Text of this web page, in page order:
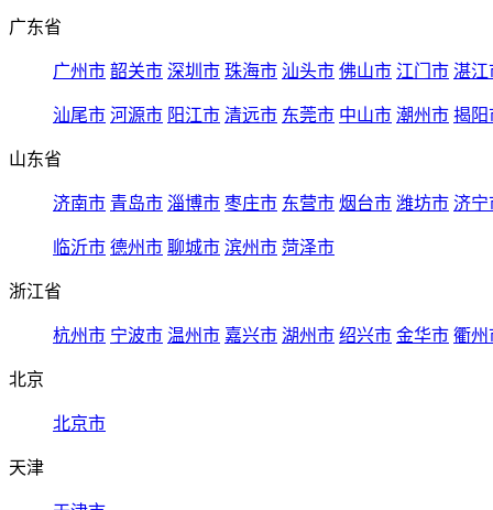
广东省
广州市 韶关市 深圳市 珠海市 汕头市 佛山市 江门市 湛江
汕尾市 河源市 阳江市 清远市 东莞市 中山市 潮州市 揭阳
山东省
济南市 青岛市 淄博市 枣庄市 东营市 烟台市 潍坊市 济宁
临沂市 德州市 聊城市 滨州市 菏泽市
浙江省
杭州市 宁波市 温州市 嘉兴市 湖州市 绍兴市 金华市 衢州
北京
北京市
天津